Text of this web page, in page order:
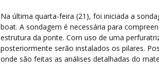
Na última quarta-feira (21), foi iniciada a
boat. A sondagem é necessária para
estrutura da ponte. Com uso de uma
posteriormente serão instalados os pilares.
onde são feitas as análises detalhadas do